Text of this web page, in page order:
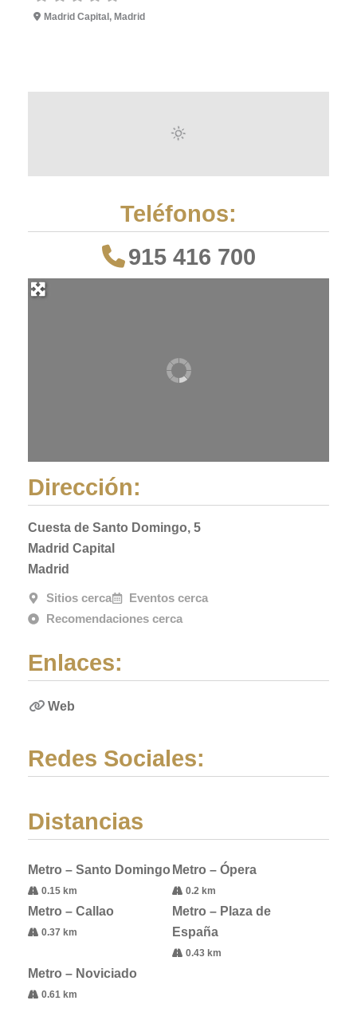
Madrid Capital, Madrid
Teléfonos:
915 416 700
Dirección:
Cuesta de Santo Domingo, 5
Madrid Capital
Madrid
Sitios cerca
Eventos cerca
Recomendaciones cerca
Enlaces:
Web
Redes Sociales:
Distancias
Metro – Santo Domingo
0.15 km
Metro – Ópera
0.2 km
Metro – Callao
0.37 km
Metro – Plaza de
España
0.43 km
Metro – Noviciado
0.61 km